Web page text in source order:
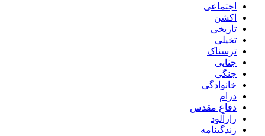
اجتماعی
اکشن
تاریخی
تخیلی
ترسناک
جنایی
جنگی
خانوادگی
درام
دفاع مقدس
رازآلود
زندگینامه